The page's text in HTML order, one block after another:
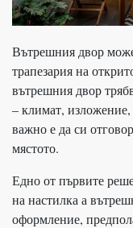
Вътрешния двор
трапезария на
вътрешния двор
– климат,
важно е да си
мястото.
Едно от първите
на настилка а
оформление,